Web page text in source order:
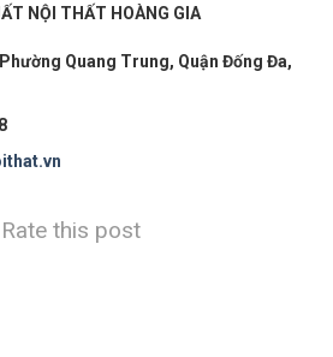
NỘI THẤT HOÀNG GIA
Quang Trung, Quận Đống Đa,
Rate this post